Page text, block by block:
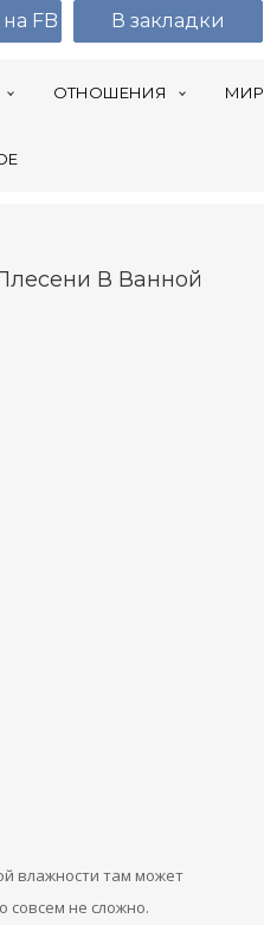
ОТНОШЕНИЯ МИР
В Ванной
влажности там может
совсем не сложно.
FB В закладки